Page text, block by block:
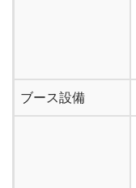
ブース設備